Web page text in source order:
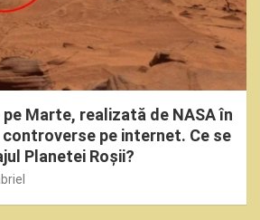
Marte, realizată de NASA în
controverse pe internet. Ce se
Planetei Roșii?